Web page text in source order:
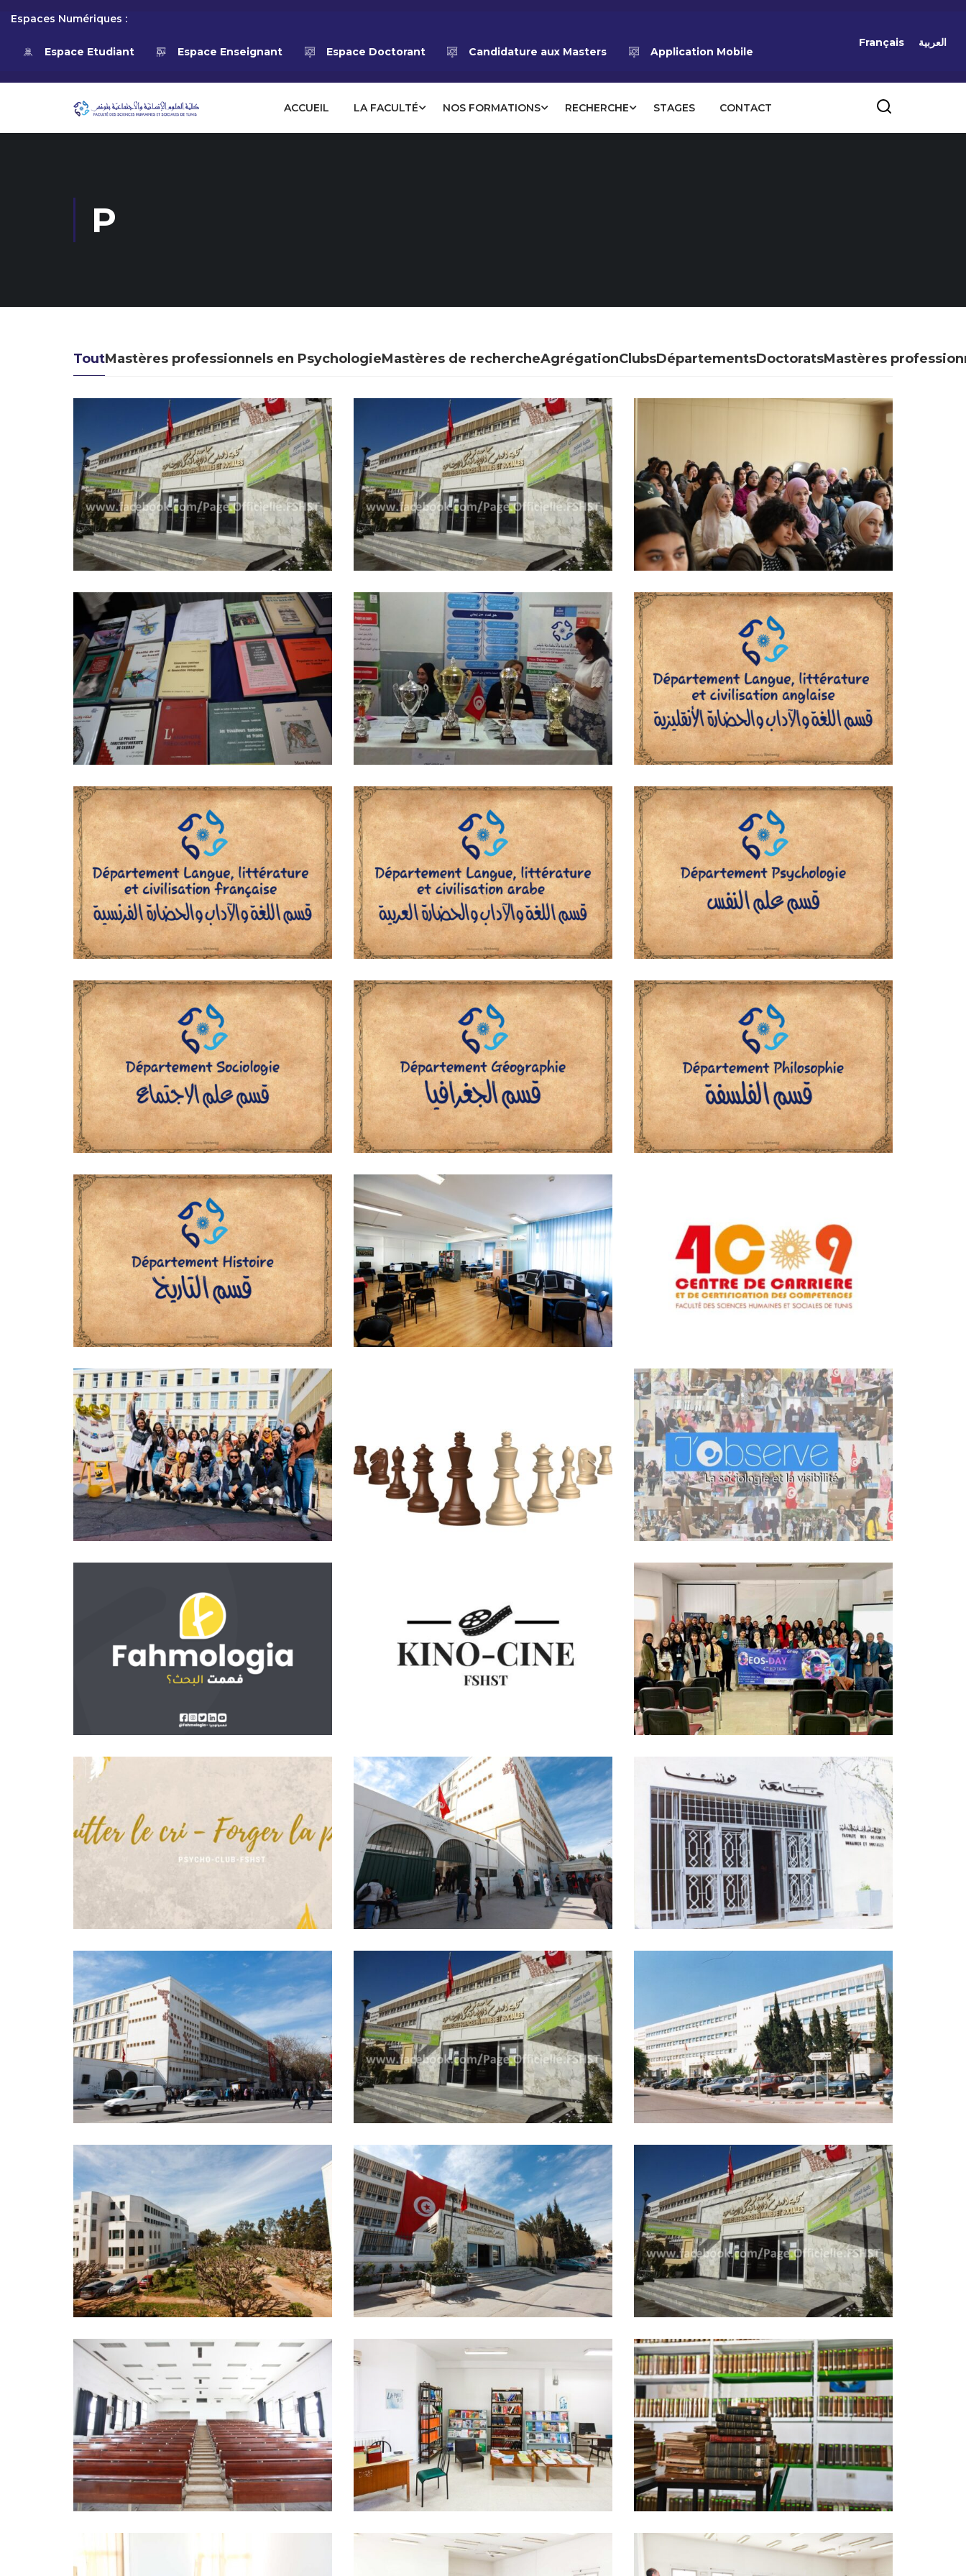
Espaces Numériques :
Espace Etudiant Espace Enseignant Espace Doctorant Candidature aux Masters Application Mobile
Français العربية
ACCUEIL LA FACULTÉ NOS FORMATIONS RECHERCHE STAGES CONTACT
P
ToutMastères professionnels en PsychologieMastères de rechercheAgrégationClubsDépartementsDoctoratsMastères